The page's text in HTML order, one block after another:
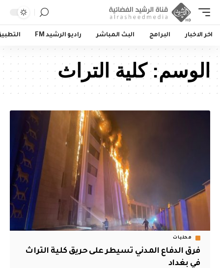
اخر الاخبار البرامج البث المباشر راديو الرشيد FM
الوسم:كلية التراث
محليات
فرق الدفاع المدني تسيطر على حريق كلية التراث
في بغداد